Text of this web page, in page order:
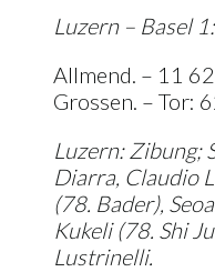
Luzern – Basel
Allmend. – 11
Grossen. – Tor:
Luzern: Zibung;
Diarra, Claudio
(78. Bader),
Kukeli (78. Shi
Lustrinelli.